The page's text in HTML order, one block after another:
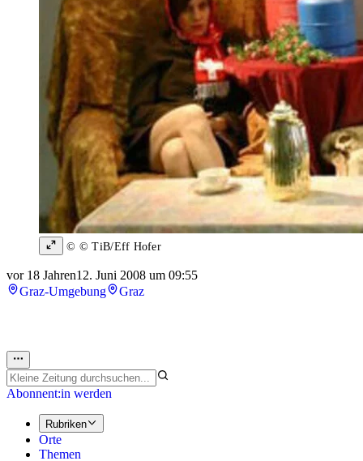
© © TiB/Eff Hofer
vor 18 Jahren12. Juni 2008 um 09:55
Graz-Umgebung
Graz
Abonnent:in werden
Rubriken
Orte
Themen